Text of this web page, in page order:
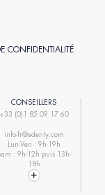
CONFIDENTIALITÉ
CONSEILLERS
+33 (0)1 85 09 17 60
info-fr@edenly.com
Lun-Ven : 9h-19h
: 9h-12h puis 13h-
18h